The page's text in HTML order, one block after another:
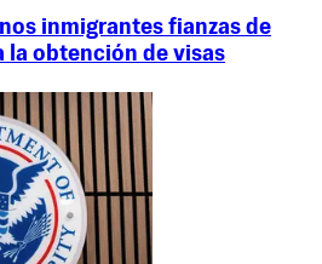
inmigrantes fianzas de
la obtención de visas